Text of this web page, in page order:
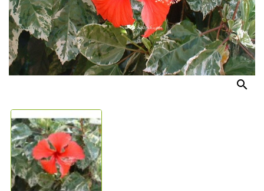
-
PLANTES
GRASSES
BEGONIAS
DE
ENGRAIS
OFFRES
SPÉCIALES
PLANTES
PARFUMÉES
search